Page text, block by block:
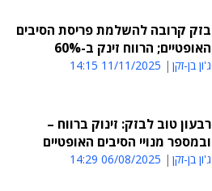
בזק קרובה להשלמת פריסת הסיבים
האופטיים; הרווח זינק ב-60%
ג'ון בן-זקן 11/11/2025 14:15
רבעון טוב לבזק: זינוק ברווח –
ובמספר מנויי הסיבים האופטיים
ג'ון בן-זקן 06/08/2025 14:29